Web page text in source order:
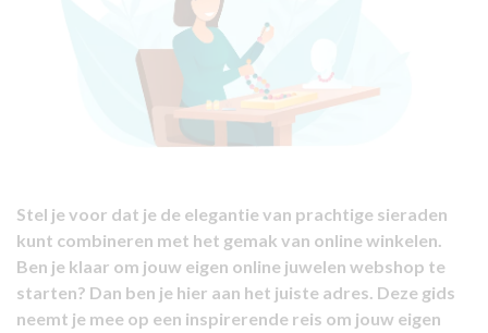
Stel je voor dat je de elegantie van prachtige sieraden
kunt combineren met het gemak van online winkelen.
Ben je klaar om jouw eigen online juwelen webshop te
starten? Dan ben je hier aan het juiste adres. Deze gids
neemt je mee op een inspirerende reis om jouw eigen